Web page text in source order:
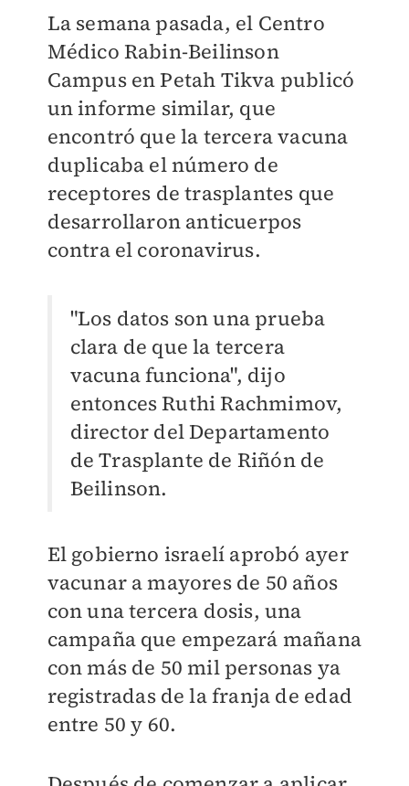
La semana pasada, el Centro
Médico Rabin-Beilinson
Campus en Petah Tikva publicó
un informe similar, que
encontró que la tercera vacuna
duplicaba el número de
receptores de trasplantes que
desarrollaron anticuerpos
contra el coronavirus.
"Los datos son una prueba
clara de que la tercera
vacuna funciona", dijo
entonces Ruthi Rachmimov,
director del Departamento
de Trasplante de Riñón de
Beilinson.
El gobierno israelí aprobó ayer
vacunar a mayores de 50 años
con una tercera dosis, una
campaña que empezará mañana
con más de 50 mil personas ya
registradas de la franja de edad
entre 50 y 60.